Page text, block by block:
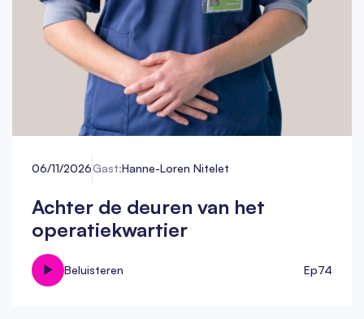
06/11/2026Gast:Hanne-Loren Nitelet
Achter de deuren van het
operatiekwartier
Beluisteren Ep74